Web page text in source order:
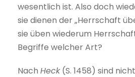
wesentlich ist. Also doch
sie dienen der „Herrschaft
sie üben wiederum
Begriffe welcher Art?
Nach Heck(S. 1458) sind